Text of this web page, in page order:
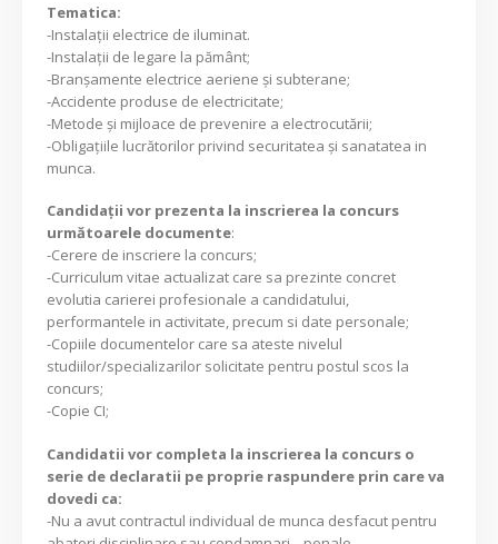
Tematica:
-Instalații electrice de iluminat.
-Instalații de legare la pământ;
-Branșamente electrice aeriene și subterane;
-Accidente produse de electricitate;
-Metode și mijloace de prevenire a electrocutării;
-Obligațiile lucrătorilor privind securitatea și sanatatea in
munca.
Candidaţii vor prezenta la inscrierea la concurs
următoarele documente:
-Cerere de inscriere la concurs;
-Curriculum vitae actualizat care sa prezinte concret
evolutia carierei profesionale a candidatului,
performantele in activitate, precum si date personale;
-Copiile documentelor care sa ateste nivelul
studiilor/specializarilor solicitate pentru postul scos la
concurs;
-Copie CI;
Candidatii vor completa la inscrierea la concurs o
serie de declaratii pe proprie raspundere prin care va
dovedi ca:
-Nu a avut contractul individual de munca desfacut pentru